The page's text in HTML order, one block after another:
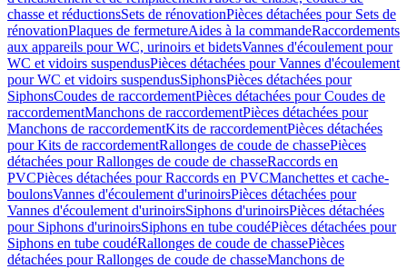
chasse et réductionsSets de rénovationPièces détachées pour Sets de
rénovationPlaques de fermetureAides à la commandeRaccordements
aux appareils pour WC, urinoirs et bidetsVannes d'écoulement pour
WC et vidoirs suspendusPièces détachées pour Vannes d'écoulement
pour WC et vidoirs suspendusSiphonsPièces détachées pour
SiphonsCoudes de raccordementPièces détachées pour Coudes de
raccordementManchons de raccordementPièces détachées pour
Manchons de raccordementKits de raccordementPièces détachées
pour Kits de raccordementRallonges de coude de chassePièces
détachées pour Rallonges de coude de chasseRaccords en
PVCPièces détachées pour Raccords en PVCManchettes et cache-
boulonsVannes d'écoulement d'urinoirsPièces détachées pour
Vannes d'écoulement d'urinoirsSiphons d'urinoirsPièces détachées
pour Siphons d'urinoirsSiphons en tube coudéPièces détachées pour
Siphons en tube coudéRallonges de coude de chassePièces
détachées pour Rallonges de coude de chasseManchons de